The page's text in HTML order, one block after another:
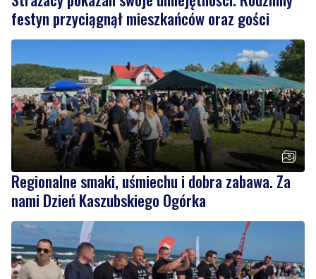
Regionalne smaki, uśmiechu i dobra zabawa. Za
nami Dzień Kaszubskiego Ogórka